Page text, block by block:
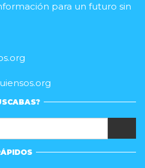
para un futuro sin